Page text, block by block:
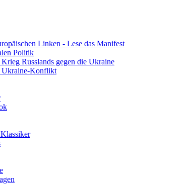
Linken - Lese das Manifest
Politik
Russlands gegen die Ukraine
Ukraine-Konflikt